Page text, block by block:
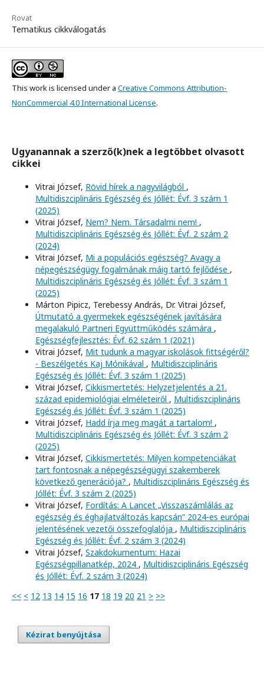
Rovat
Tematikus cikkválogatás
This work is licensed under a Creative Commons Attribution-
NonCommercial 4.0 International License.
Ugyanannak a szerző(k)nek a legtöbbet olvasott
cikkei
Vitrai József, Rövid hírek a nagyvilágból ,
Multidiszciplináris Egészség és Jóllét: Évf. 3 szám 1
(2025)
Vitrai József, Nem? Nem. Társadalmi nem! ,
Multidiszciplináris Egészség és Jóllét: Évf. 2 szám 2
(2024)
Vitrai József, Mi a populációs egészség? Avagy a
népegészségügy fogalmának máig tartó fejlődése ,
Multidiszciplináris Egészség és Jóllét: Évf. 3 szám 1
(2025)
Márton Pipicz, Terebessy András, Dr. Vitrai József,
Útmutató a gyermekek egészségének javítására
megalakuló Partneri Együttműködés számára ,
Egészségfejlesztés: Évf. 62 szám 1 (2021)
Vitrai József, Mit tudunk a magyar iskolások fittségéről?
- Beszélgetés Kaj Mónikával , Multidiszciplináris
Egészség és Jóllét: Évf. 3 szám 1 (2025)
Vitrai József, Cikkismertetés: Helyzetjelentés a 21.
század epidemiológiai elméleteiről , Multidiszciplináris
Egészség és Jóllét: Évf. 3 szám 1 (2025)
Vitrai József, Hadd írja meg magát a tartalom! ,
Multidiszciplináris Egészség és Jóllét: Évf. 3 szám 2
(2025)
Vitrai József, Cikkismertetés: Milyen kompetenciákat
tart fontosnak a népegészségügyi szakemberek
következő generációja? , Multidiszciplináris Egészség és
Jóllét: Évf. 3 szám 2 (2025)
Vitrai József, Fordítás: A Lancet „Visszaszámlálás az
egészség és éghajlatváltozás kapcsán” 2024-es európai
jelentésének vezetői összefoglalója , Multidiszciplináris
Egészség és Jóllét: Évf. 2 szám 3 (2024)
Vitrai József, Szakdokumentum: Hazai
Egészségpillanatkép, 2024 , Multidiszciplináris Egészség
és Jóllét: Évf. 2 szám 3 (2024)
<< < 12 13 14 15 16 17 18 19 20 21 > >>
Kézirat benyújtása